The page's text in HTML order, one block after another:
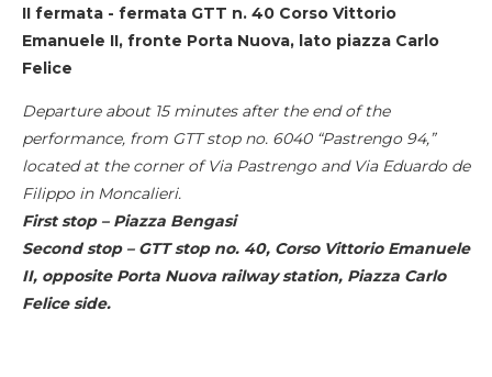
II fermata - fermata GTT n. 40 Corso Vittorio
Emanuele II, fronte Porta Nuova, lato piazza Carlo
Felice
Departure about 15 minutes after the end of the
performance, from GTT stop no. 6040 “Pastrengo 94,”
located at the corner of Via Pastrengo and Via Eduardo de
Filippo in Moncalieri.
First stop – Piazza Bengasi
Second stop – GTT stop no. 40, Corso Vittorio Emanuele
II, opposite Porta Nuova railway station, Piazza Carlo
Felice side.